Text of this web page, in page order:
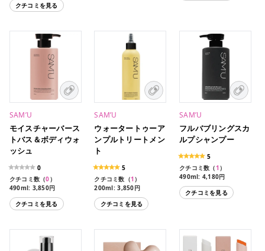
クチコミを見る
SAM’U
モイスチャーバース
トバス＆ボディウォ
ッシュ
0
クチコミ数（0）
490ml: 3,850円
クチコミを見る
SAM’U
ウォータートゥーア
ンプルトリートメン
ト
5
クチコミ数（1 ）
200ml: 3,850円
クチコミを見る
SAM’U
フルバブリングスカ
ルプシャンプー
5
クチコミ数（1 ）
490ml: 4,180円
クチコミを見る